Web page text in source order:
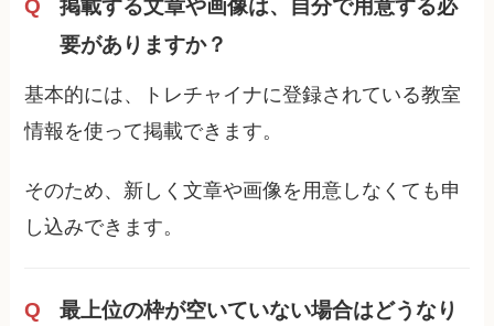
掲載する文章や画像は、自分で用意する必
要がありますか？
基本的には、トレチャイナに登録されている教室
情報を使って掲載できます。
そのため、新しく文章や画像を用意しなくても申
し込みできます。
最上位の枠が空いていない場合はどうなり